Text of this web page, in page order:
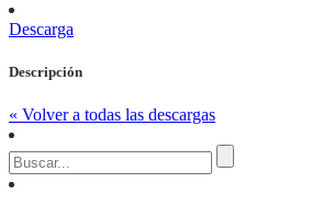
Descarga
Descripción
« Volver a todas las descargas